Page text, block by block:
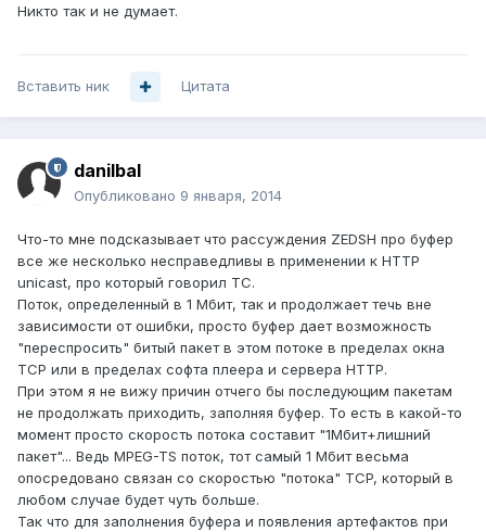
Никто так и не думает.
Вставить ник Цитата
danilbal
Опубликовано 9 января, 2014
Что-то мне подсказывает что рассуждения ZEDSH про буфер
все же несколько несправедливы в применении к HTTP
unicast, про который говорил ТС.
Поток, определенный в 1 Мбит, так и продолжает течь вне
зависимости от ошибки, просто буфер дает возможность
"переспросить" битый пакет в этом потоке в пределах окна
TCP или в пределах софта плеера и сервера HTTP.
При этом я не вижу причин отчего бы последующим пакетам
не продолжать приходить, заполняя буфер. То есть в какой-то
момент просто скорость потока составит "1Мбит+лишний
пакет"... Ведь MPEG-TS поток, тот самый 1 Мбит весьма
опосредовано связан со скоростью "потока" TCP, который в
любом случае будет чуть больше.
Так что для заполнения буфера и появления артефактов при